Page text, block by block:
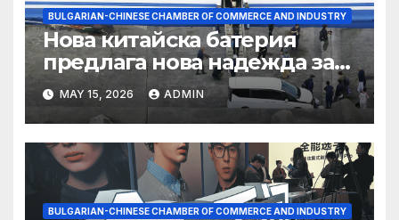
BULGARIAN-CHINESE CHAMBER OF COMMERCE AND INDUSTRY
Нова китайска батерия
предлага нова надежда за
съхранение на водород
MAY 15, 2026 ADMIN
BULGARIAN-CHINESE CHAMBER OF COMMERCE AND INDUSTRY